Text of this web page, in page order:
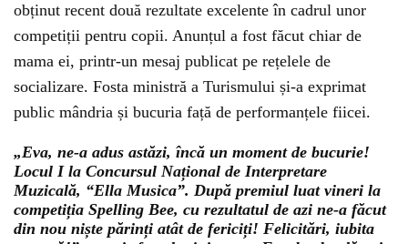
obținut recent două rezultate excelente în cadrul unor
competiții pentru copii. Anunțul a fost făcut chiar de
mama ei, printr-un mesaj publicat pe rețelele de
socializare. Fosta ministră a Turismului și-a exprimat
public mândria și bucuria față de performanțele fiicei.
„Eva, ne-a adus astăzi, încă un moment de bucurie!
Locul I la Concursul Național de Interpretare
Muzicală, “Ella Musica”. După premiul luat vineri la
competiția Spelling Bee, cu rezultatul de azi ne-a făcut
din nou niște părinți atât de fericiți! Felicitări, iubita